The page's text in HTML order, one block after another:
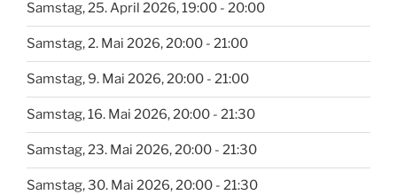
Samstag, 25. April 2026, 19:00 - 20:00
Samstag, 2. Mai 2026, 20:00 - 21:00
Samstag, 9. Mai 2026, 20:00 - 21:00
Samstag, 16. Mai 2026, 20:00 - 21:30
Samstag, 23. Mai 2026, 20:00 - 21:30
Samstag, 30. Mai 2026, 20:00 - 21:30